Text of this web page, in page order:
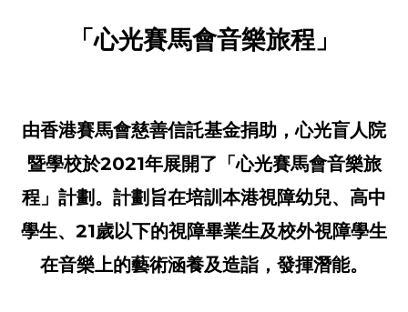
「心光賽馬會音樂旅程」
由香港賽馬會慈善信託基金捐助，心光盲人院
暨學校於2021年展開了「心光賽馬會音樂旅
程」計劃。計劃旨在培訓本港視障幼兒、高中
學生、21歲以下的視障畢業生及校外視障學生
在音樂上的藝術涵養及造詣，發揮潛能。